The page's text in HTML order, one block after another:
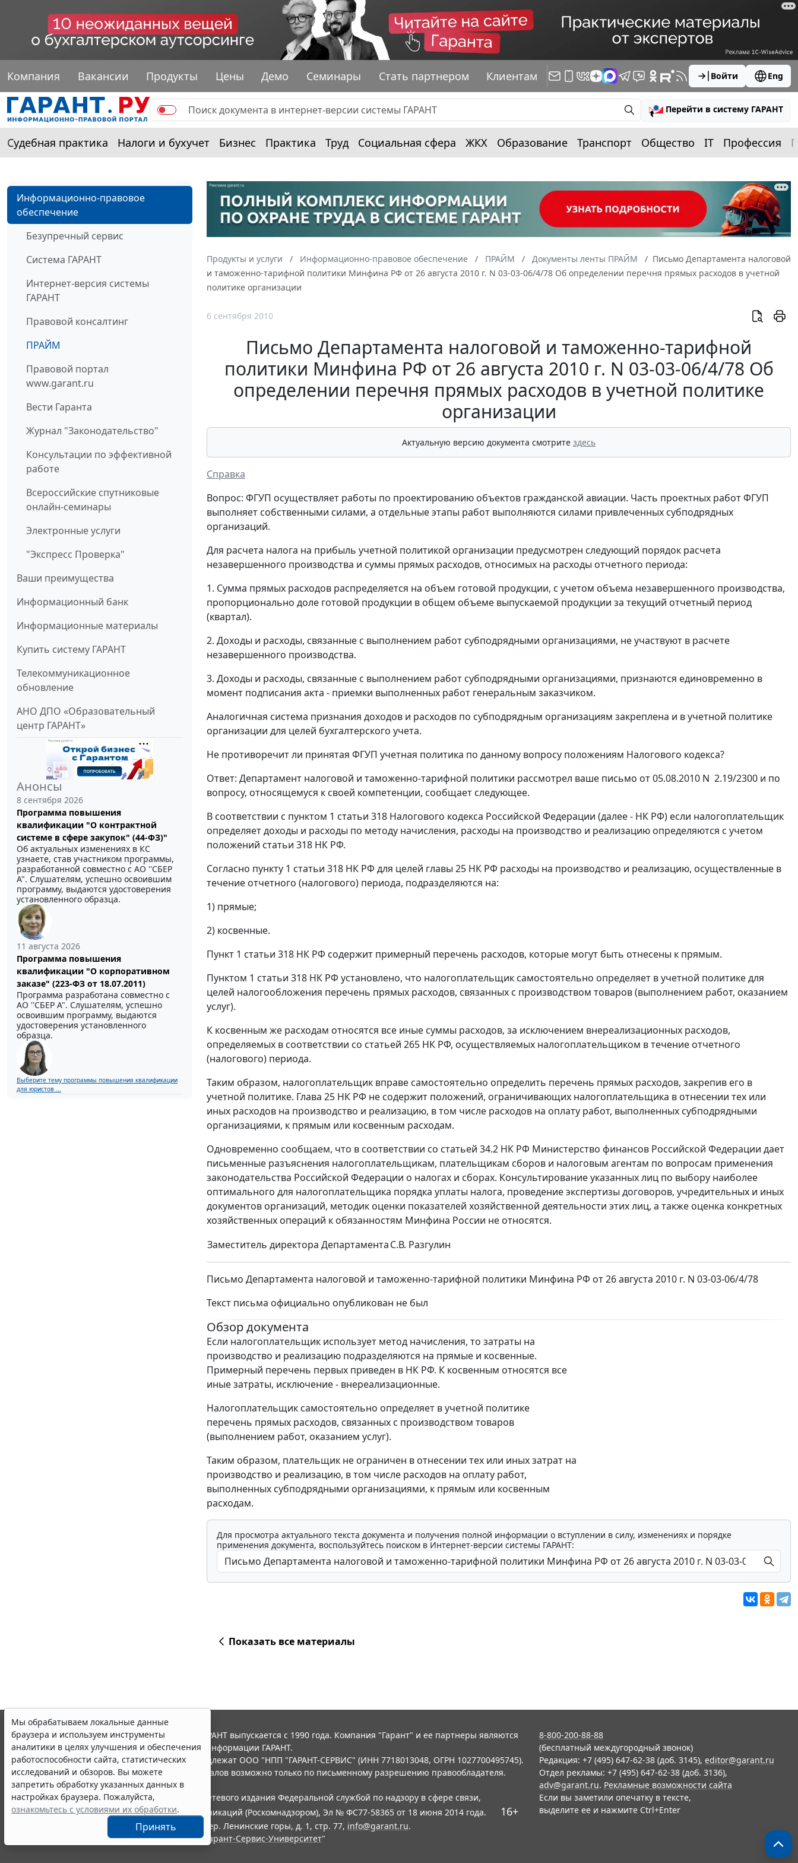
Компания Вакансии Продукты Цены Демо Семинары Стать партнером Клиентам Войти Eng
Перейти в систему ГАРАНТ
Судебная практика Налоги и бухучет Бизнес Практика Труд Социальная сфера ЖКХ Образование Транспорт Общество IT Профессия
Информационно-правовое
обеспечение
Безупречный сервис
Система ГАРАНТ
Интернет-версия системы
ГАРАНТ
Правовой консалтинг
ПРАЙМ
Правовой портал
www.garant.ru
Вести Гаранта
Журнал "Законодательство"
Консультации по эффективной
работе
Всероссийские спутниковые
онлайн-семинары
Электронные услуги
"Экспресс Проверка"
Ваши преимущества
Информационный банк
Информационные материалы
Купить систему ГАРАНТ
Телекоммуникационное
обновление
АНО ДПО «Образовательный
центр ГАРАНТ»
Анонсы
8 сентября 2026
Программа повышения
квалификации "О контрактной
системе в сфере закупок" (44-ФЗ)"
Об актуальных изменениях в КС
узнаете, став участником программы,
разработанной совместно с АО ''СБЕР
А". Слушателям, успешно освоившим
программу, выдаются удостоверения
установленного образца.
11 августа 2026
Программа повышения
квалификации "О корпоративном
заказе" (223-ФЗ от 18.07.2011)
Программа разработана совместно с
АО ''СБЕР А". Слушателям, успешно
освоившим программу, выдаются
удостоверения установленного
образца.
Выберите тему программы повышения квалификации
для юристов ...
Продукты и услуги Информационно-правовое обеспечение ПРАЙМ Документы ленты ПРАЙМ
Письмо Департамента налоговой
и таможенно-тарифной политики Минфина РФ от 26 августа 2010 г. N 03-03-06/4/78 Об определении перечня прямых расходов в учетной
политике организации
6 сентября 2010
Письмо Департамента налоговой и таможенно-тарифной
политики Минфина РФ от 26 августа 2010 г. N 03-03-06/4/78 Об
определении перечня прямых расходов в учетной политике
организации
Актуальную версию документа смотрите здесь
Справка
Вопрос: ФГУП осуществляет работы по проектированию объектов гражданской авиации. Часть проектных работ ФГУП
выполняет собственными силами, а отдельные этапы работ выполняются силами привлеченных субподрядных
организаций.
Для расчета налога на прибыль учетной политикой организации предусмотрен следующий порядок расчета
незавершенного производства и суммы прямых расходов, относимых на расходы отчетного периода:
1. Сумма прямых расходов распределяется на объем готовой продукции, с учетом объема незавершенного производства,
пропорционально доле готовой продукции в общем объеме выпускаемой продукции за текущий отчетный период
(квартал).
2. Доходы и расходы, связанные с выполнением работ субподрядными организациями, не участвуют в расчете
незавершенного производства.
3. Доходы и расходы, связанные с выполнением работ субподрядными организациями, признаются единовременно в
момент подписания акта - приемки выполненных работ генеральным заказчиком.
Аналогичная система признания доходов и расходов по субподрядным организациям закреплена и в учетной политике
организации для целей бухгалтерского учета.
Не противоречит ли принятая ФГУП учетная политика по данному вопросу положениям Налогового кодекса?
Ответ: Департамент налоговой и таможенно-тарифной политики рассмотрел ваше письмо от 05.08.2010 N 2.19/2300 и по
вопросу, относящемуся к своей компетенции, сообщает следующее.
В соответствии с пунктом 1 статьи 318 Налогового кодекса Российской Федерации (далее - НК РФ) если налогоплательщик
определяет доходы и расходы по методу начисления, расходы на производство и реализацию определяются с учетом
положений статьи 318 НК РФ.
Согласно пункту 1 статьи 318 НК РФ для целей главы 25 НК РФ расходы на производство и реализацию, осуществленные в
течение отчетного (налогового) периода, подразделяются на:
1) прямые;
2) косвенные.
Пункт 1 статьи 318 НК РФ содержит примерный перечень расходов, которые могут быть отнесены к прямым.
Пунктом 1 статьи 318 НК РФ установлено, что налогоплательщик самостоятельно определяет в учетной политике для
целей налогообложения перечень прямых расходов, связанных с производством товаров (выполнением работ, оказанием
услуг).
К косвенным же расходам относятся все иные суммы расходов, за исключением внереализационных расходов,
определяемых в соответствии со статьей 265 НК РФ, осуществляемых налогоплательщиком в течение отчетного
(налогового) периода.
Таким образом, налогоплательщик вправе самостоятельно определить перечень прямых расходов, закрепив его в
учетной политике. Глава 25 НК РФ не содержит положений, ограничивающих налогоплательщика в отнесении тех или
иных расходов на производство и реализацию, в том числе расходов на оплату работ, выполненных субподрядными
организациями, к прямым или косвенным расходам.
Одновременно сообщаем, что в соответствии со статьей 34.2 НК РФ Министерство финансов Российской Федерации дает
письменные разъяснения налогоплательщикам, плательщикам сборов и налоговым агентам по вопросам применения
законодательства Российской Федерации о налогах и сборах. Консультирование указанных лиц по выбору наиболее
оптимального для налогоплательщика порядка уплаты налога, проведение экспертизы договоров, учредительных и иных
документов организаций, методик оценки показателей хозяйственной деятельности этих лиц, а также оценка конкретных
хозяйственных операций к обязанностям Минфина России не относятся.
Заместитель директора ДепартаментаС.В. Разгулин
Письмо Департамента налоговой и таможенно-тарифной политики Минфина РФ от 26 августа 2010 г. N 03-03-06/4/78
Текст письма официально опубликован не был
Обзор документа
Если налогоплательщик использует метод начисления, то затраты на
производство и реализацию подразделяются на прямые и косвенные.
Примерный перечень первых приведен в НК РФ. К косвенным относятся все
иные затраты, исключение - внереализационные.
Налогоплательщик самостоятельно определяет в учетной политике
перечень прямых расходов, связанных с производством товаров
(выполнением работ, оказанием услуг).
Таким образом, плательщик не ограничен в отнесении тех или иных затрат на
производство и реализацию, в том числе расходов на оплату работ,
выполненных субподрядными организациями, к прямым или косвенным
расходам.
Для просмотра актуального текста документа и получения полной информации о вступлении в силу, изменениях и порядке
применения документа, воспользуйтесь поиском в Интернет-версии системы ГАРАНТ:
Показать все материалы
Мы обрабатываем локальные данные
браузера и используем инструменты
аналитики в целях улучшения и обеспечения
работоспособности сайта, статистических
исследований и обзоров. Вы можете
запретить обработку указанных данных в
настройках браузера. Пожалуйста,
ознакомьтесь с условиями их обработки.
Принять
© ООО "НПП "ГАРАНТ-СЕРВИС", 2026. Система ГАРАНТ выпускается с 1990 года. Компания "Гарант" и ее партнеры являются
участниками Российской ассоциации правовой информации ГАРАНТ.
Все права на материалы сайта ГАРАНТ.РУ принадлежат ООО "НПП "ГАРАНТ-СЕРВИС" (ИНН 7718013048, ОГРН 1027700495745).
Полное или частичное воспроизведение материалов возможно только по письменному разрешению правообладателя.
Правила использования портала.
Портал ГАРАНТ.РУ зарегистрирован в качестве сетевого издания Федеральной службой по надзору в сфере связи,
информационных технологий и массовых коммуникаций (Роскомнадзором), Эл № ФС77-58365 от 18 июня 2014 года.
16+
ООО "НПП "ГАРАНТ-СЕРВИС", 119234, г. Москва, тер. Ленинские горы, д. 1, стр. 77, info@garant.ru.
Разработчик ЭПС Система ГАРАНТ – ООО "НПП "
Гарант-Сервис-Университет"
8-800-200-88-88
(бесплатный междугородный звонок)
Редакция: +7 (495) 647-62-38 (доб. 3145), editor@garant.ru
Отдел рекламы: +7 (495) 647-62-38 (доб. 3136),
adv@garant.ru. Рекламные возможности сайта
Если вы заметили опечатку в тексте,
выделите ее и нажмите Ctrl+Enter